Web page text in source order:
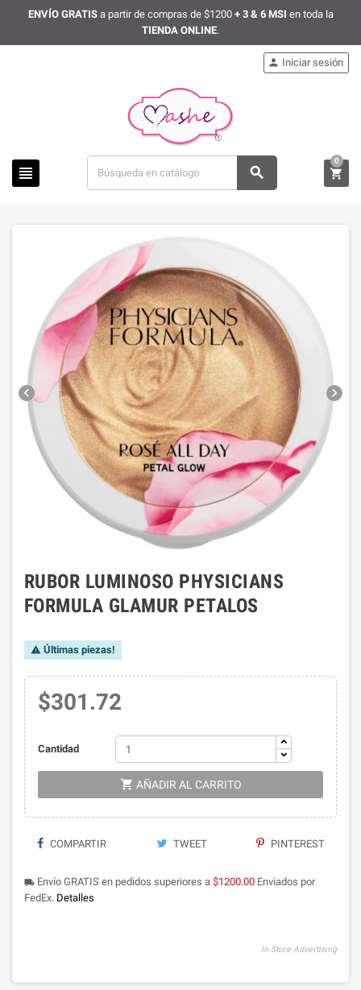
ENVÍO GRATISa partir de compras de $1200 + 3 & 6 MSI en toda la
TIENDA ONLINE.
 
 Iniciar sesión

0
 
RUBOR LUMINOSO PHYSICIANS
FORMULA GLAMUR PETALOS
 Últimas piezas!
$301.72
Cantidad
 AÑADIR AL CARRITO
COMPARTIR TWEET PINTEREST
local_shipping Envío GRATIS en pedidos superiores a $1200.00 Enviados por
FedEx. Detalles
In-Store Advertising